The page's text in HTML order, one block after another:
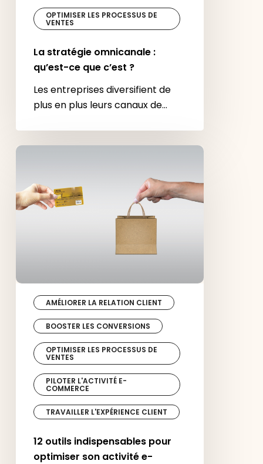
OPTIMISER LES PROCESSUS DE
VENTES
La stratégie omnicanale :
qu’est-ce que c’est ?
Les entreprises diversifient de
plus en plus leurs canaux de…
12
pour
optimiser
son
AMÉLIORER LA RELATION CLIENT
BOOSTER LES CONVERSIONS
OPTIMISER LES PROCESSUS DE
VENTES
PILOTER L'ACTIVITÉ E-
COMMERCE
TRAVAILLER L'EXPÉRIENCE CLIENT
12 outils indispensables pour
optimiser son activité e-